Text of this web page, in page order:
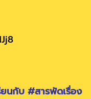
นกับ #สารพัดเรื่อง